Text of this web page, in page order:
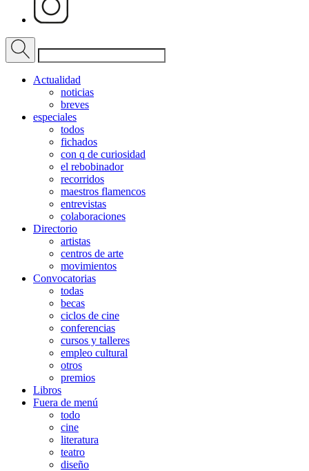
Actualidad
noticias
breves
especiales
todos
fichados
con q de curiosidad
el rebobinador
recorridos
maestros flamencos
entrevistas
colaboraciones
Directorio
artistas
centros de arte
movimientos
Convocatorias
todas
becas
ciclos de cine
conferencias
cursos y talleres
empleo cultural
otros
premios
Libros
Fuera de menú
todo
cine
literatura
teatro
diseño